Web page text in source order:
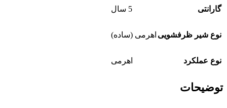
گارانتی 5 سال
نوع شیر ظرفشویی اهرمی (ساده)
نوع عملکرد اهرمی
توضیحات